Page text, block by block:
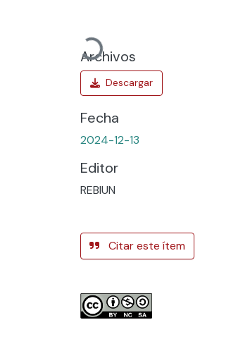
Cargando...
Archivos
Fecha
2024-12-13
Editor
REBIUN
Citar este ítem